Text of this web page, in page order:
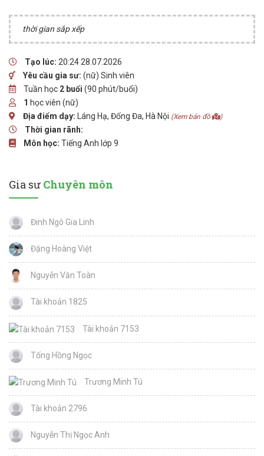
thời gian sắp xếp
Tạo lúc: 20:24 28.07.2026
Yêu cầu gia sư: (nữ) Sinh viên
Tuần học 2 buổi (90 phút/buổi)
1 học viên (nữ)
Địa điểm dạy: Láng Hạ, Đống Đa, Hà Nội (Xem bản đồ )
Thời gian rãnh:
Môn học: Tiếng Anh lớp 9
Gia sư Chuyên môn
Đinh Ngô Gia Linh
Đặng Hoàng Việt
Nguyễn Văn Toàn
Tài khoản 1825
Tài khoản 7153
Tống Hồng Ngọc
Trương Minh Tú
Tài khoản 2796
Nguyễn Thị Ngọc Anh